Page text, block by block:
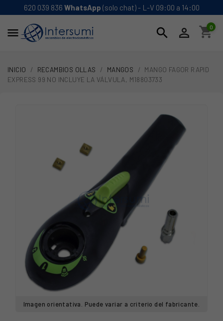
620 039 836 WhatsApp (solo chat) - L-V 09:00 a 14:00
 search  shopping_cart
0
INICIO RECAMBIOS OLLAS MANGOS
MANGO FAGOR RAPID
EXPRESS 99 NO INCLUYE LA VÁLVULA, M18803733
Imagen orientativa. Puede variar a criterio del fabricante.